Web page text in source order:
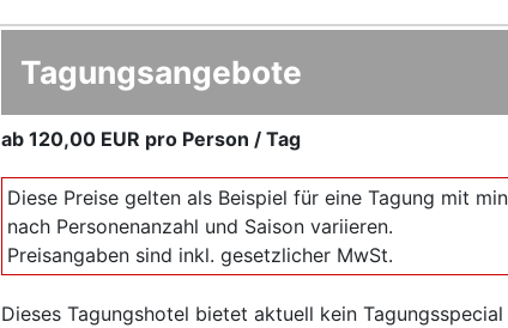
Tagungsangebote
ab 120,00 EUR pro Person / Tag
Diese Preise gelten als Beispiel für eine Tagung mit
nach Personenanzahl und Saison variieren.
Preisangaben sind inkl. gesetzlicher MwSt.
Dieses Tagungshotel bietet aktuell kein Tagungsspecial